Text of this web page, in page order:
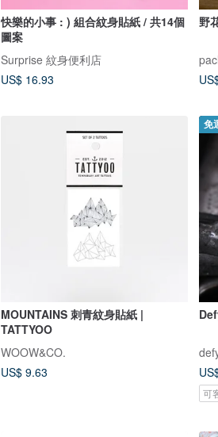
快樂的小事 : ) 組合紋身貼紙 / 共14個
圖案
Surprise 紋身便利店
US$ 16.93
野
MOUNTAINS 刺青紋身貼紙 |
TATTYOO
WOOW&CO.
US$ 9.63
免
可